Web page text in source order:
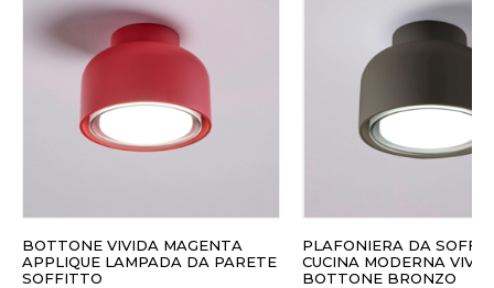
BOTTONE VIVIDA MAGENTA
APPLIQUE LAMPADA DA PARETE
SOFFITTO
PLAFONIERA DA
CUCINA MODERNA
BOTTONE BRONZO